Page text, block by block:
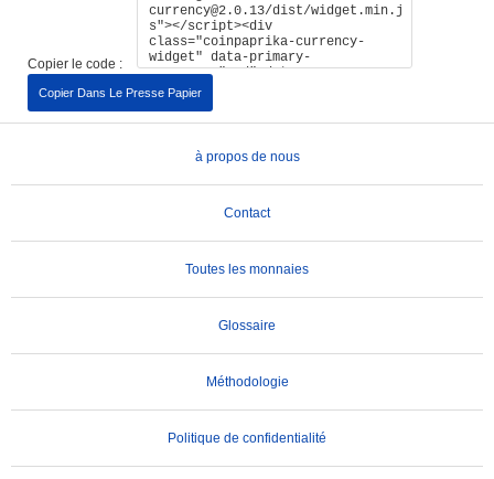
Copier le code :
Copier Dans Le Presse Papier
à propos de nous
Contact
Toutes les monnaies
Glossaire
Méthodologie
Politique de confidentialité